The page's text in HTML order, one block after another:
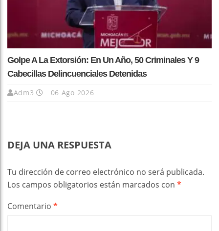
Golpe A La Extorsión: En Un Año, 50 Criminales Y 9
Cabecillas Delincuenciales Detenidas
Adm3 06 Ago 2026
DEJA UNA RESPUESTA
Tu dirección de correo electrónico no será publicada.
Los campos obligatorios están marcados con *
Comentario *